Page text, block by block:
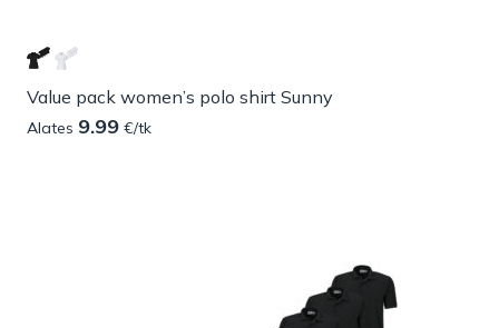
Value pack women’s polo shirt Sunny
Alates 9.99 €/tk